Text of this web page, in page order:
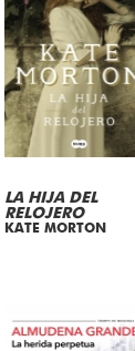
LA HIJA DEL
RELOJERO
KATE MORTON